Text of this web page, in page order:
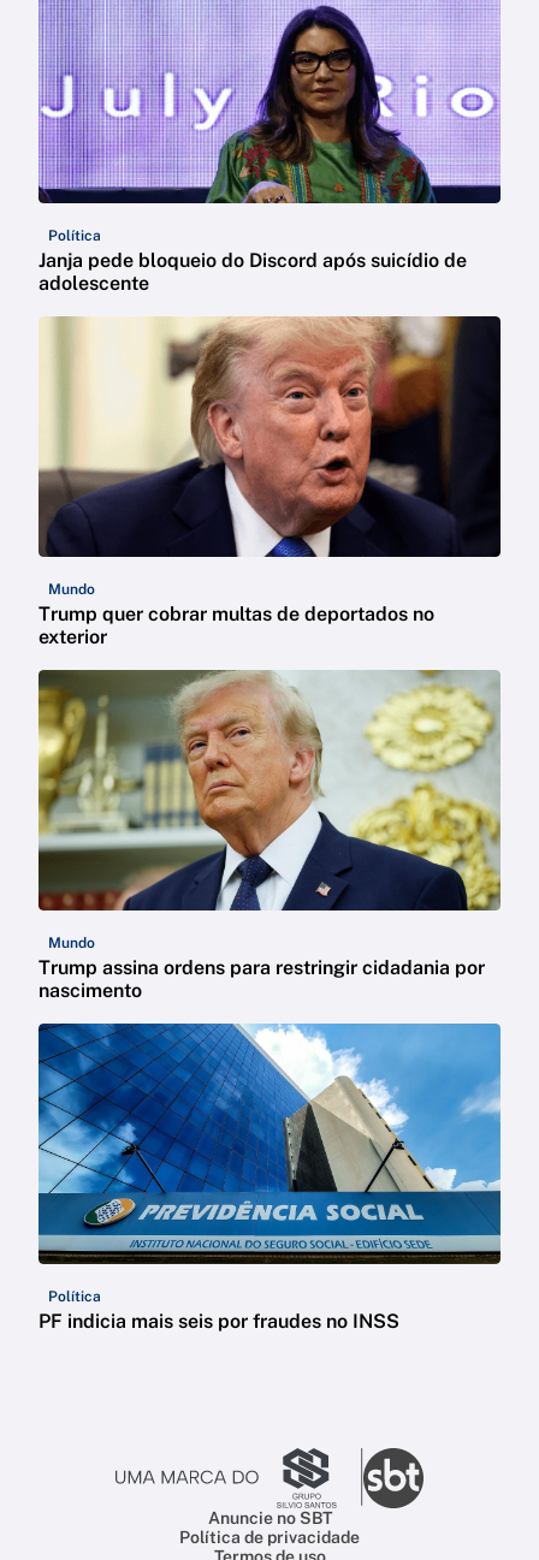
Política
Janja pede bloqueio do Discord após suicídio de
adolescente
Mundo
Trump quer cobrar multas de deportados no
exterior
Mundo
Trump assina ordens para restringir cidadania por
nascimento
Política
PF indicia mais seis por fraudes no INSS
Anuncie no SBT
Política de privacidade